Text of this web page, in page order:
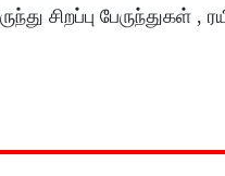
சிறப்பு பேருந்துகள் ,